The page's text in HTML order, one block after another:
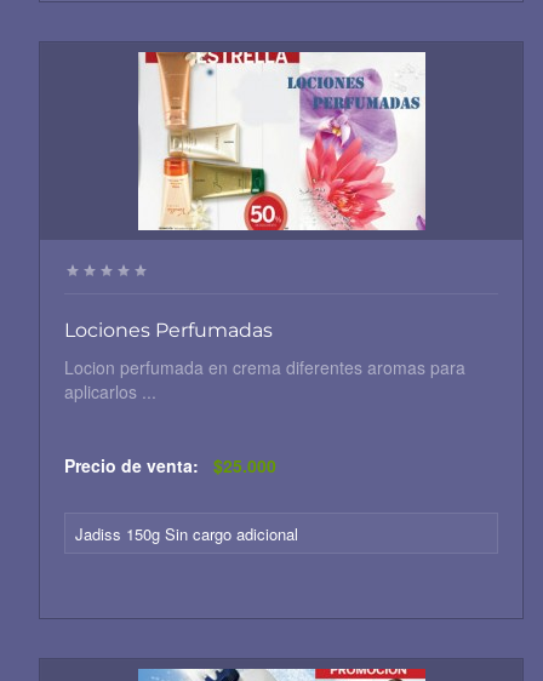
Lociones Perfumadas
Locion perfumada en crema diferentes aromas para
aplicarlos ...
Precio de venta: $25.000
Jadiss 150g Sin cargo adicional